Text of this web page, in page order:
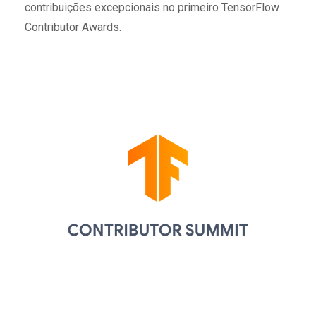
contribuições excepcionais no primeiro TensorFlow
Contributor Awards.